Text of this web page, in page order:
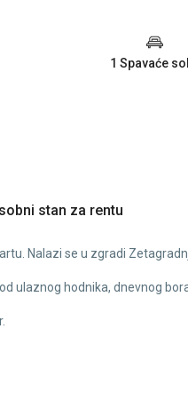
1 Spavaće
stan za rentu
Nalazi se u zgradi
ulaznog hodnika, dnevnog